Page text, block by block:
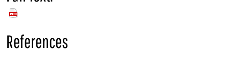
PDF
References